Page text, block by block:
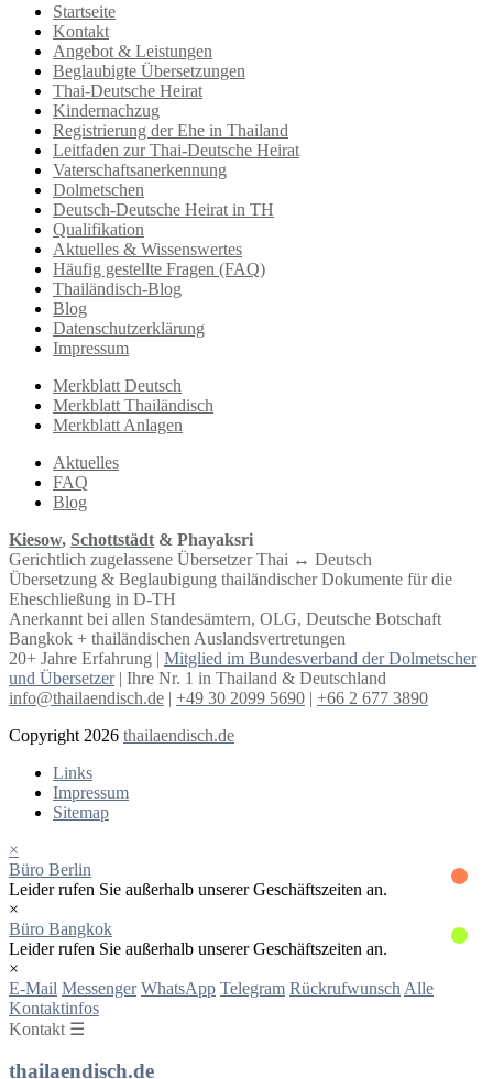
Startseite
Kontakt
Angebot & Leistungen
Beglaubigte Übersetzungen
Thai-Deutsche Heirat
Kindernachzug
Registrierung der Ehe in Thailand
Leitfaden zur Thai-Deutsche Heirat
Vaterschaftsanerkennung
Dolmetschen
Deutsch-Deutsche Heirat in TH
Qualifikation
Aktuelles & Wissenswertes
Häufig gestellte Fragen (FAQ)
Thailändisch-Blog
Blog
Datenschutzerklärung
Impressum
Merkblatt Deutsch
Merkblatt Thailändisch
Merkblatt Anlagen
Aktuelles
FAQ
Blog
Kiesow, Schottstädt & Phayaksri
Gerichtlich zugelassene Übersetzer Thai ↔︎ Deutsch
Übersetzung & Beglaubigung thailändischer Dokumente für die
Eheschließung in D-TH
Anerkannt bei allen Standesämtern, OLG, Deutsche Botschaft
Bangkok + thailändischen Auslandsvertretungen
20+ Jahre Erfahrung | Mitglied im Bundesverband der Dolmetscher
und Übersetzer| Ihre Nr. 1 in Thailand & Deutschland
info@thailaendisch.de | +49 30 2099 5690 | +66 2 677 3890
Copyright 2026 thailaendisch.de
Links
Impressum
Sitemap
×
Büro Berlin
Leider rufen Sie außerhalb unserer Geschäftszeiten an.
×
Büro Bangkok
Leider rufen Sie außerhalb unserer Geschäftszeiten an.
×
E-Mail Messenger WhatsApp Telegram Rückrufwunsch Alle
Kontaktinfos
Kontakt ☰
thailaendisch.de